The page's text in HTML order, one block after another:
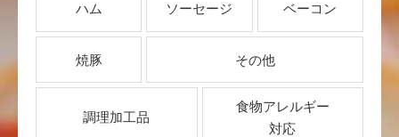
ハム ソーセージ ベーコン
焼豚 その他
調理加工品
食物アレルギー
対応